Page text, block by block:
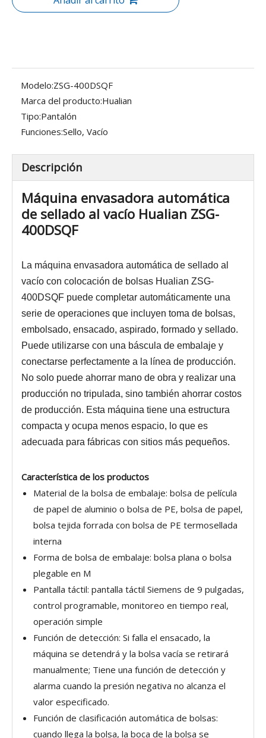
Modelo:ZSG-400DSQF
Marca del producto:Hualian
Tipo:Pantalón
Funciones:Sello, Vacío
Descripción
Máquina envasadora automática
de sellado al vacío Hualian ZSG-
400DSQF
La máquina envasadora automática de sellado al
vacío con colocación de bolsas Hualian ZSG-
400DSQF puede completar automáticamente una
serie de operaciones que incluyen toma de bolsas,
embolsado, ensacado, aspirado, formado y sellado.
Puede utilizarse con una báscula de embalaje y
conectarse perfectamente a la línea de producción.
No solo puede ahorrar mano de obra y realizar una
producción no tripulada, sino también ahorrar costos
de producción. Esta máquina tiene una estructura
compacta y ocupa menos espacio, lo que es
adecuada para fábricas con sitios más pequeños.
Característica de los productos
Material de la bolsa de embalaje: bolsa de película
de papel de aluminio o bolsa de PE, bolsa de papel,
bolsa tejida forrada con bolsa de PE termosellada
interna
Forma de bolsa de embalaje: bolsa plana o bolsa
plegable en M
Pantalla táctil: pantalla táctil Siemens de 9 pulgadas,
control programable, monitoreo en tiempo real,
operación simple
Función de detección: Si falla el ensacado, la
máquina se detendrá y la bolsa vacía se retirará
manualmente; Tiene una función de detección y
alarma cuando la presión negativa no alcanza el
valor especificado.
Función de clasificación automática de bolsas:
cuando llega la bolsa, la boca de la bolsa se